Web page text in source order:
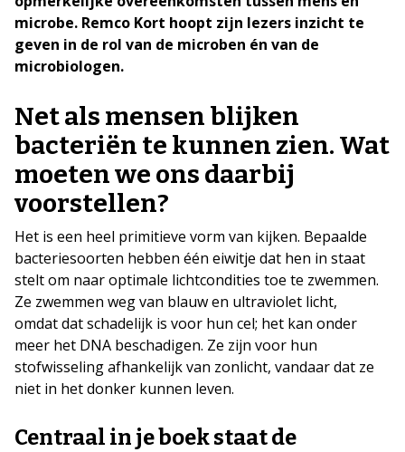
microbe. Remco Kort hoopt zijn lezers inzicht te
geven in de rol van de microben én van de
microbiologen.
Net als mensen blijken
bacteriën te kunnen zien. Wat
moeten we ons daarbij
voorstellen?
Het is een heel primitieve vorm van kijken. Bepaalde
bacteriesoorten hebben één eiwitje dat hen in staat
stelt om naar optimale lichtcondities toe te zwemmen.
Ze zwemmen weg van blauw en ultraviolet licht,
omdat dat schadelijk is voor hun cel; het kan onder
meer het DNA beschadigen. Ze zijn voor hun
stofwisseling afhankelijk van zonlicht, vandaar dat ze
niet in het donker kunnen leven.
Centraal in je boek staat de